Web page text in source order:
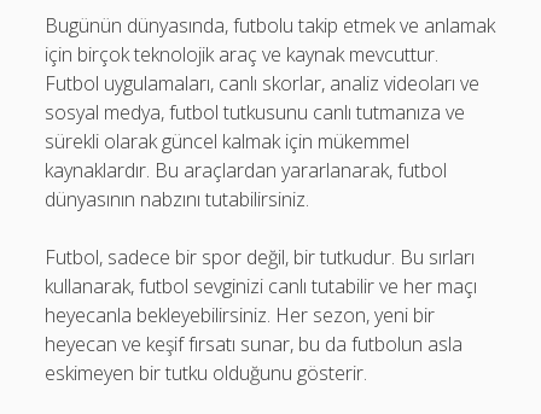
Bugünün dünyasında, futbolu takip etmek ve anlamak
için birçok teknolojik araç ve kaynak mevcuttur.
Futbol uygulamaları, canlı skorlar, analiz videoları ve
sosyal medya, futbol tutkusunu canlı tutmanıza ve
sürekli olarak güncel kalmak için mükemmel
kaynaklardır. Bu araçlardan yararlanarak, futbol
dünyasının nabzını tutabilirsiniz.
Futbol, sadece bir spor değil, bir tutkudur. Bu sırları
kullanarak, futbol sevginizi canlı tutabilir ve her maçı
heyecanla bekleyebilirsiniz. Her sezon, yeni bir
heyecan ve keşif fırsatı sunar, bu da futbolun asla
eskimeyen bir tutku olduğunu gösterir.